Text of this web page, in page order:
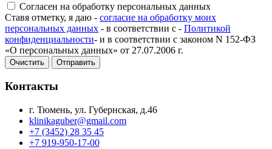
Согласен на обработку персональных данных
Ставя отметку, я даю - согласие на обработку моих
персональных данных - в соответствии с - Политикой
конфиденциальности- и в соответствии с законом N 152-ФЗ
«О персональных данных» от 27.07.2006 г.
Очистить Отправить
Контакты
г. Тюмень, ул. Губернская, д.46
klinikaguber@gmail.com
+7 (3452) 28 35 45
+7 919-950-17-00